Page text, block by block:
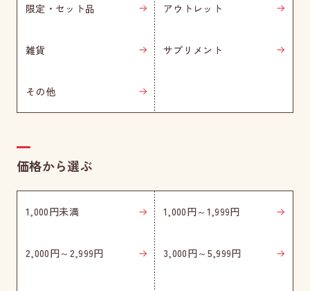
限定・セット品 アウトレット
雑貨 サプリメント
その他
価格から選ぶ
1,000円未満 1,000円～1,999円
2,000円～2,999円 3,000円～5,999円